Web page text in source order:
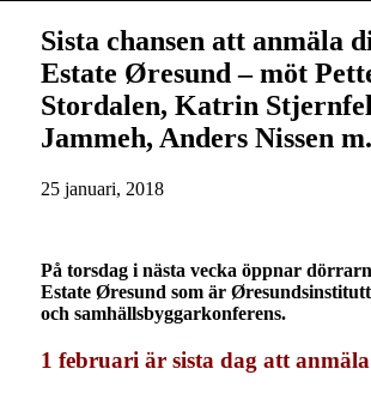
Sista chansen att anmäla
Estate Øresund – möt
Stordalen, Katrin
Jammeh, Anders Nissen
25 januari, 2018
På torsdag i nästa vecka öppnar
Estate Øresund som är
och samhällsbyggarkonferens.
1 februari är sista dag att